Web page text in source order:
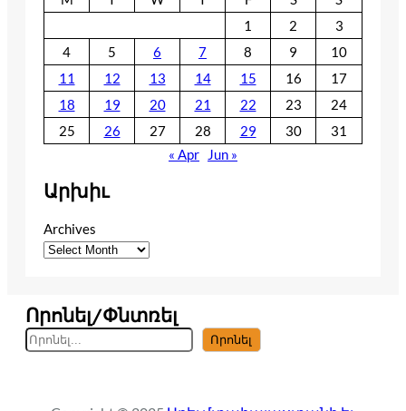
1
2
3
4
5 6 7 8 9
10
11
12 13 14 15 16
17
18
19 20 21 22 23
24
25
26 27 28 29 30
31
« Apr
Jun »
Արխիւ
Archives
Որոնել/Փնտռել
S
e
Որոնել